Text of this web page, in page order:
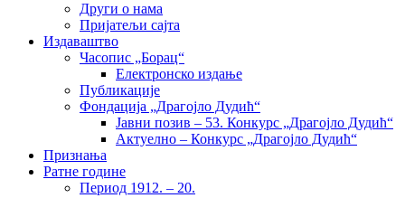
Други о нама
Пријатељи сајта
Издаваштво
Часопис „Борац“
Електронско издање
Публикације
Фондација „Драгојло Дудић“
Јавни позив – 53. Конкурс „Драгојло Дудић“
Актуелно – Конкурс „Драгојло Дудић“
Признања
Ратне године
Период 1912. – 20.